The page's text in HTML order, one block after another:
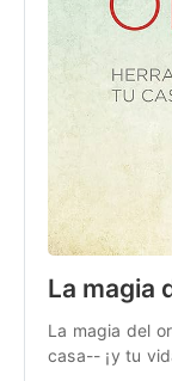
La magia
La magia del
casa-- ¡y tu